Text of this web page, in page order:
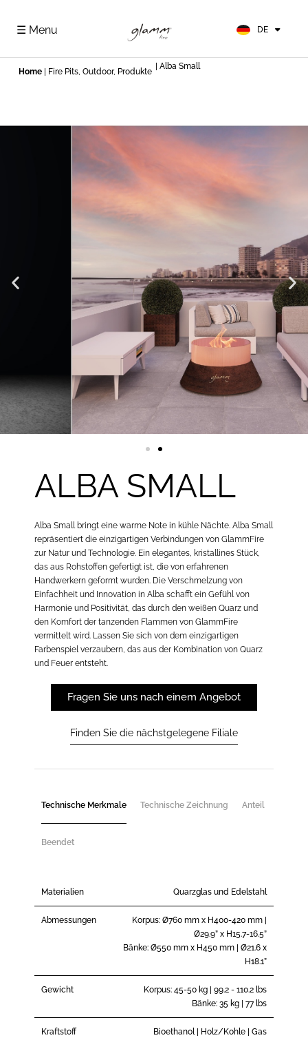
☰ Menu DE
ES
Home Fire Pits, Outdoor, Produkte
| Alba Small
ALBA SMALL
Alba Small bringt eine warme Note in kühle Nächte. Alba Small
repräsentiert die einzigartigen Verbindungen von GlammFire
zur Natur und Technologie. Ein elegantes, kristallines Stück,
das aus Rohstoffen gefertigt ist, die von erfahrenen
Handwerkern geformt wurden. Die Verschmelzung von
Einfachheit und Innovation in Alba schafft ein Gefühl von
Harmonie und Positivität, das durch den weißen Quarz und
den Komfort der tanzenden Flammen von GlammFire
vermittelt wird. Lassen Sie sich von dem einzigartigen
Farbenspiel verzaubern, das aus der Kombination von Quarz
und Feuer entsteht.
Fragen Sie uns nach einem Angebot
Finden Sie die nächstgelegene Filiale
Technische Merkmale Technische Zeichnung Anteil
Beendet
Materialien Quarzglas und Edelstahl
Abmessungen
Korpus: Ø760 mm x H400-420 mm |
Ø29.9” x H15.7-16.5”
Bänke: Ø550 mm x H450 mm | Ø21.6 x
H18.1”
Gewicht
Korpus: 45-50 kg | 99.2 - 110.2 lbs
Bänke: 35 kg | 77 lbs
Kraftstoff Bioethanol | Holz/Kohle | Gas